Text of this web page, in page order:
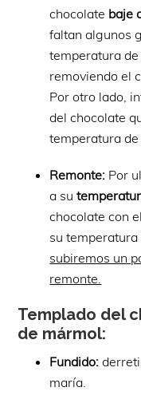
chocolate baje
faltan algunos
temperatura
removiendo el
Por otro lado,
del chocolate
temperatura de
Remonte: Por
a su
chocolate con
su
subiremos un
remonte.
Templado del
de mármol:
Fundido:
maría.